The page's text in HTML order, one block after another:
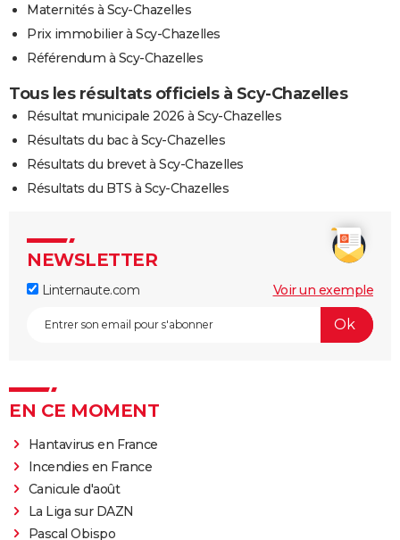
Maternités à Scy-Chazelles
Prix immobilier à Scy-Chazelles
Référendum à Scy-Chazelles
Tous les résultats officiels à Scy-Chazelles
Résultat municipale 2026 à Scy-Chazelles
Résultats du bac à Scy-Chazelles
Résultats du brevet à Scy-Chazelles
Résultats du BTS à Scy-Chazelles
NEWSLETTER
Linternaute.com Voir un exemple
EN CE MOMENT
Hantavirus en France
Incendies en France
Canicule d'août
La Liga sur DAZN
Pascal Obispo